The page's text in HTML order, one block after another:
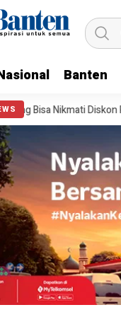
Banten
Pajak hingga 45 Persen